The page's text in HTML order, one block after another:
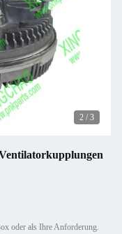
2 / 3
oder als Ihre Anforderung.